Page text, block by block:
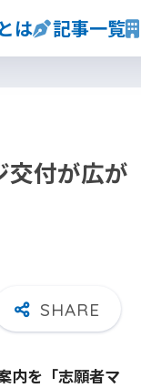
は 記事一覧
交付が広が
内を「志願者マ